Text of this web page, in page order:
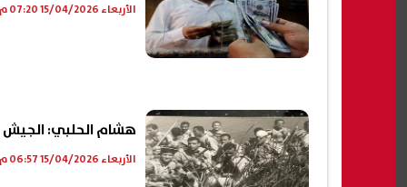
الأربعاء 15/04/2026 07:20 م
هشام الحلبي: الجيش
الأربعاء 15/04/2026 06:57 م